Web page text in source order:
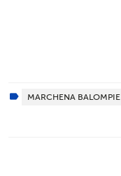
MARCHENA BALOMPIE